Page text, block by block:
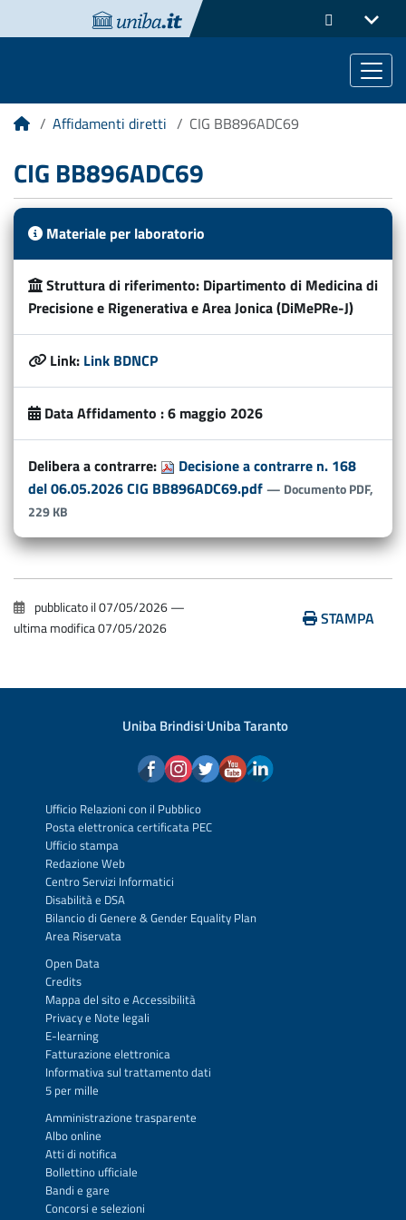
HomeAffidamenti diretti CIG BB896ADC69
CIG BB896ADC69
Materiale per laboratorio
Struttura di riferimento: Dipartimento di Medicina di
Precisione e Rigenerativa e Area Jonica (DiMePRe-J)
Link: Link BDNCP
Data Affidamento :6 maggio 2026
Delibera a contrarre:
Decisione a contrarre n. 168
del 06.05.2026 CIG BB896ADC69.pdf — Documento PDF,
229 KB
pubblicato il07/05/2026—
ultima modifica07/05/2026 STAMPA
Uniba Brindisi·Uniba Taranto
Ufficio Relazioni con il Pubblico
Posta elettronica certificata PEC
Ufficio stampa
Redazione Web
Centro Servizi Informatici
Disabilità e DSA
Bilancio di Genere & Gender Equality Plan
Area Riservata
Open Data
Credits
Mappa del sitoe Accessibilità
Privacye Note legali
E-learning
Fatturazione elettronica
Informativa sul trattamento dati
5 per mille
Amministrazione trasparente
Albo online
Atti di notifica
Bollettino ufficiale
Bandi e gare
Concorsi e selezioni